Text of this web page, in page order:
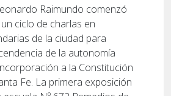
Raimundo comenzó
ciclo de charlas en
de la ciudad para
de la autonomía
a la Constitución
Fe. La primera exposición